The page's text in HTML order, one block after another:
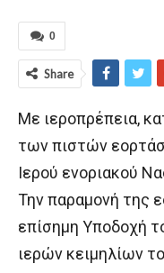
0
Share
Με ιεροπρέπεια,
των πιστών
Ιερού ενοριακού
Την παραμονή της
επίσημη Υποδοχή
ιερών κειμηλίων